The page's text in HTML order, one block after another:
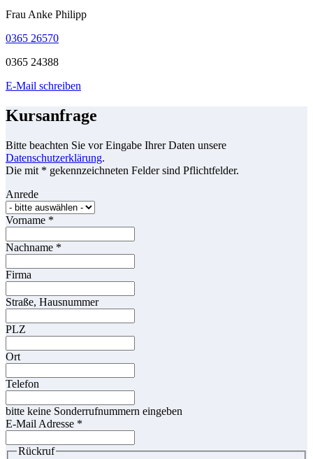
Frau Anke Philipp
0365 26570
0365 24388
E-Mail schreiben
Kursanfrage
Bitte beachten Sie vor Eingabe Ihrer Daten unsere
Datenschutzerklärung.
Die mit * gekennzeichneten Felder sind Pflichtfelder.
Anrede
Vorname *
Nachname *
Firma
Straße, Hausnummer
PLZ
Ort
Telefon
bitte keine Sonderrufnummern eingeben
E-Mail Adresse *
Rückruf